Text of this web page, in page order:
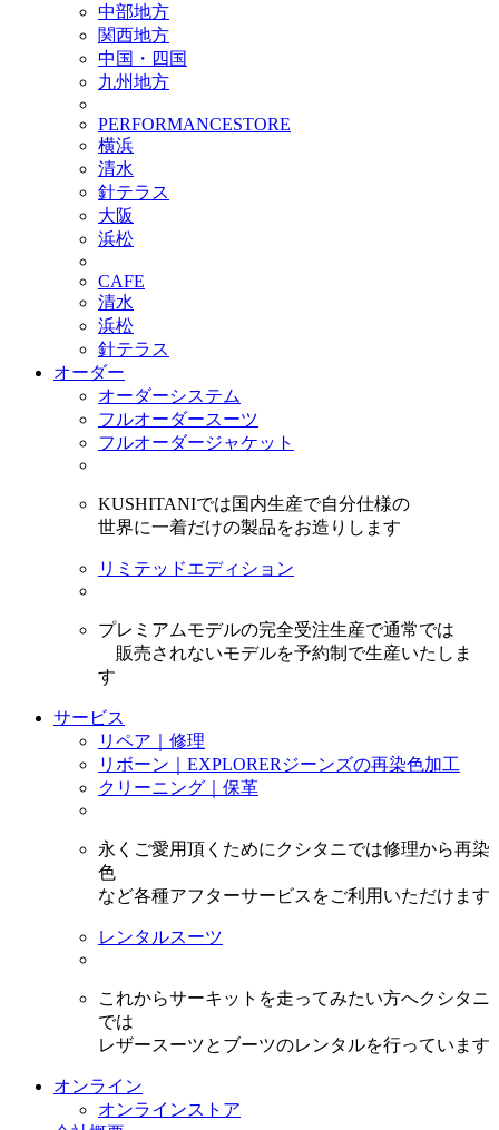
中部地方
関西地方
中国・四国
九州地方
PERFORMANCESTORE
横浜
清水
針テラス
大阪
浜松
CAFE
清水
浜松
針テラス
オーダー
オーダーシステム
フルオーダースーツ
フルオーダージャケット
KUSHITANIでは国内生産で自分仕様の
世界に一着だけの製品をお造りします
リミテッドエディション
プレミアムモデルの完全受注生産で通常では
販売されないモデルを予約制で生産いたしま
す
サービス
リペア｜修理
リボーン｜EXPLORERジーンズの再染色加工
クリーニング｜保革
永くご愛用頂くためにクシタニでは修理から再染
色
など各種アフターサービスをご利用いただけます
レンタルスーツ
これからサーキットを走ってみたい方へクシタニ
では
レザースーツとブーツのレンタルを行っています
オンライン
オンラインストア